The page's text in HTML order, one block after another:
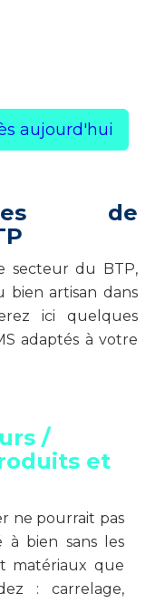
aujourd'hui
de
secteur du BTP,
artisan dans
ici quelques
adaptés à votre
/
et
ne pourrait pas
à bien sans les
matériaux que
: carrelage,